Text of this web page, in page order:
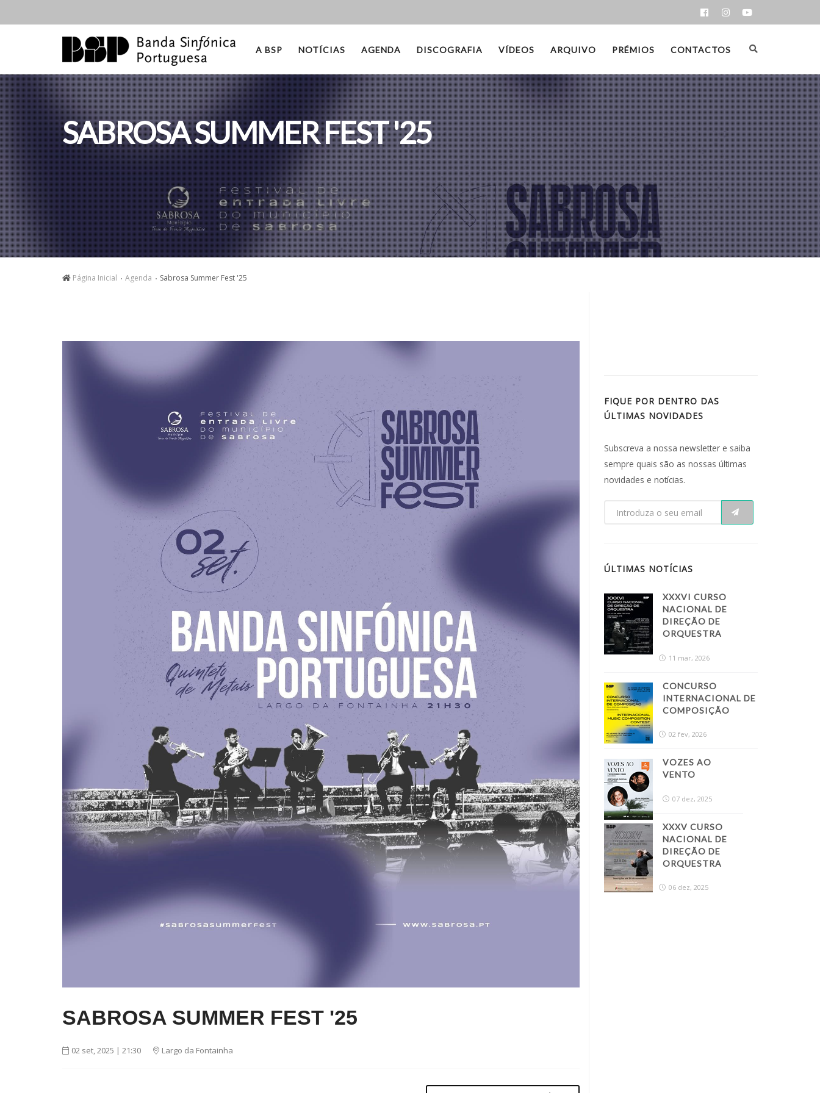
A BSP NOTÍCIAS AGENDA DISCOGRAFIA VÍDEOS ARQUIVO PRÉMIOS CONTACTOS
SABROSA SUMMER FEST '25
Página Inicial Agenda Sabrosa Summer Fest '25
SABROSA SUMMER FEST '25
02 set, 2025 | 21:30 Largo da Fontainha
FIQUE POR DENTRO DAS
ÚLTIMAS NOVIDADES
Subscreva a nossa newsletter e saiba
sempre quais são as nossas últimas
novidades e notícias.
ÚLTIMAS NOTÍCIAS
XXXVI CURSO
NACIONAL DE
DIREÇÃO DE
ORQUESTRA
11 mar, 2026
CONCURSO
INTERNACIONAL DE
COMPOSIÇÃO
02 fev, 2026
VOZES AO
VENTO
07 dez, 2025
XXXV CURSO
NACIONAL DE
DIREÇÃO DE
ORQUESTRA
06 dez, 2025